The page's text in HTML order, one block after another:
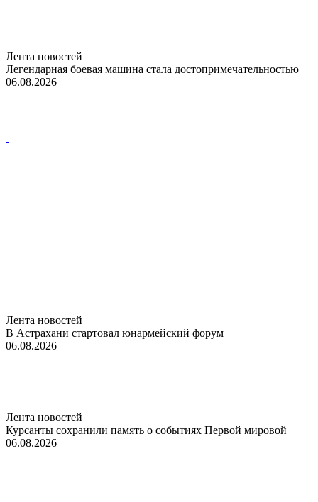
Лента новостей
Легендарная боевая машина стала достопримечательностью
06.08.2026
Лента новостей
В Астрахани стартовал юнармейский форум
06.08.2026
Лента новостей
Курсанты сохранили память о событиях Первой мировой
06.08.2026